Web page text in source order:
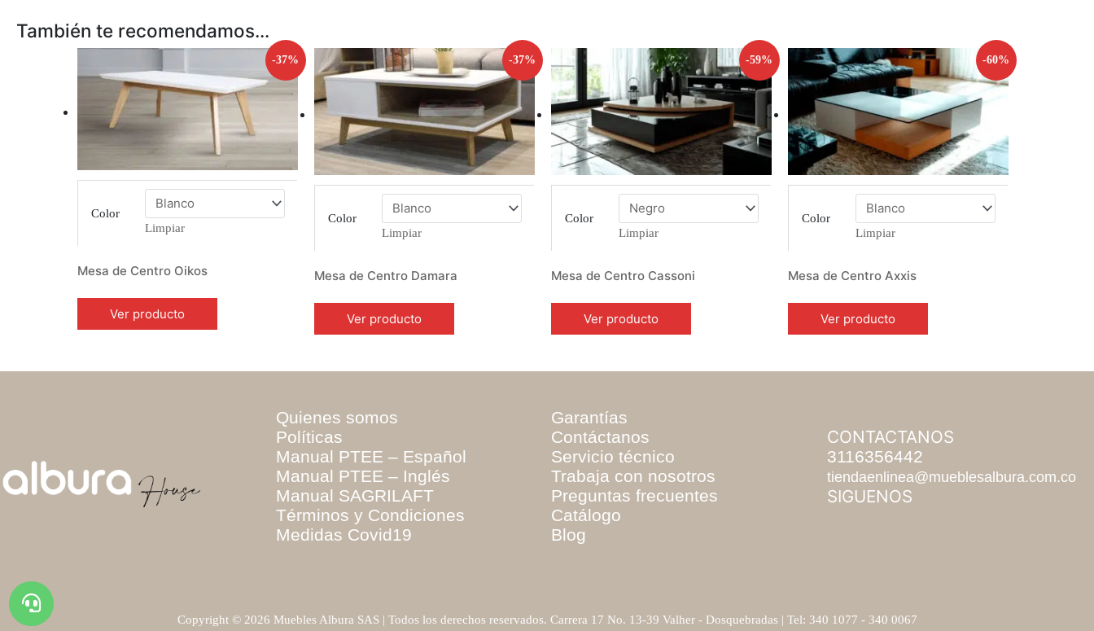
Te asesoramos
Chatea
También te recomendamos…
-37%
Color
Limpiar
Mesa de Centro Oikos
Ver producto
-37%
Color
Limpiar
Mesa de Centro Damara
Ver producto
-59%
Color
Limpiar
Mesa de Centro Cassoni
Ver producto
-60%
Color
Limpiar
Mesa de Centro Axxis
Ver producto
Quienes somos
Políticas
Manual PTEE – Español
Manual PTEE – Inglés
Manual SAGRILAFT
Términos y Condiciones
Medidas Covid19
Garantías
Contáctanos
Servicio técnico
Trabaja con nosotros
Preguntas frecuentes
Catálogo
Blog
CONTACTANOS
3116356442
tiendaenlinea@mueblesalbura.com.co
SIGUENOS
Copyright © 2026 Muebles Albura SAS | Todos los derechos reservados. Carrera 17 No. 13-39 Valher - Dosquebradas | Tel: 340 1077 - 340 0067